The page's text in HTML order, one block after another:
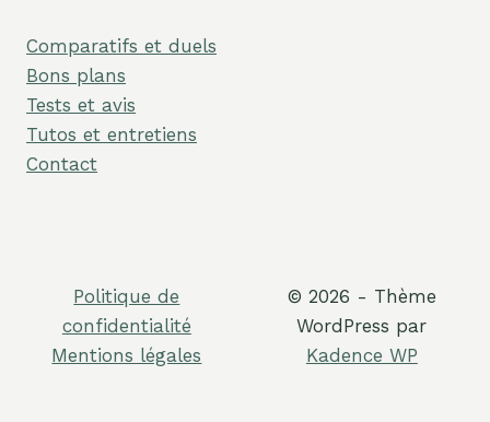
Comparatifs et duels
Bons plans
Tests et avis
Tutos et entretiens
Contact
Politique de
confidentialité
Mentions légales
© 2026 - Thème
WordPress par
Kadence WP